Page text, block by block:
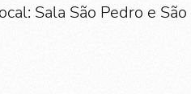
Sala São Pedro e